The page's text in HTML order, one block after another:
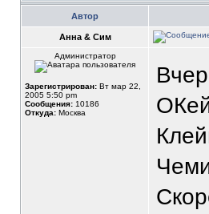
Автор
Анна & Сим
Администратор
Зарегистрирован: Вт мар 22,
2005 5:50 pm
Сообщения: 10186
Откуда: Москва